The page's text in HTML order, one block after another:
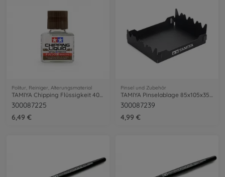
Politur, Reiniger, Alterungsmaterial
TAMIYA Chipping Flüssigkeit 40ml
300087225
6,49 €
Pinsel und Zubehör
TAMIYA Pinselablage 85x105x35mm
300087239
4,99 €